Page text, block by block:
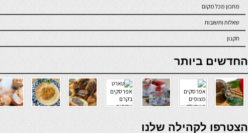
מתכון מכל מקום
שאלות ותשובות
תקנון
online casino
החדשים ביותר
verde casino
הצטרפו לקהילה שלנו